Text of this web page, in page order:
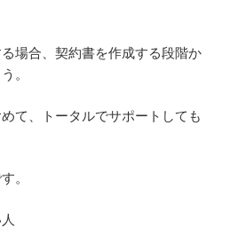
場合、契約書を作成する段階か
。
て、トータルでサポートしても
。